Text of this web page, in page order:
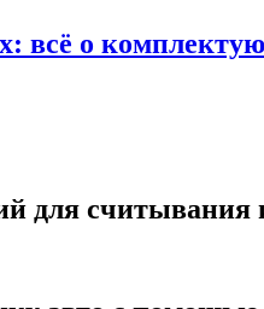
всё о
для считывания